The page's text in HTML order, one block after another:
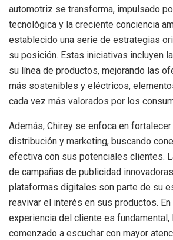
automotriz se transforma, impulsado
tecnológica y la creciente conciencia
establecido una serie de estrategias
su posición. Estas iniciativas incluyen
su línea de productos, mejorando las
más sostenibles y eléctricos,
cada vez más valorados por los
Además, Chirey se enfoca en
distribución y marketing, buscando
efectiva con sus potenciales clientes.
de campañas de publicidad
plataformas digitales son parte de su
reavivar el interés en sus productos. En
experiencia del cliente es fundamental,
comenzado a escuchar con mayor